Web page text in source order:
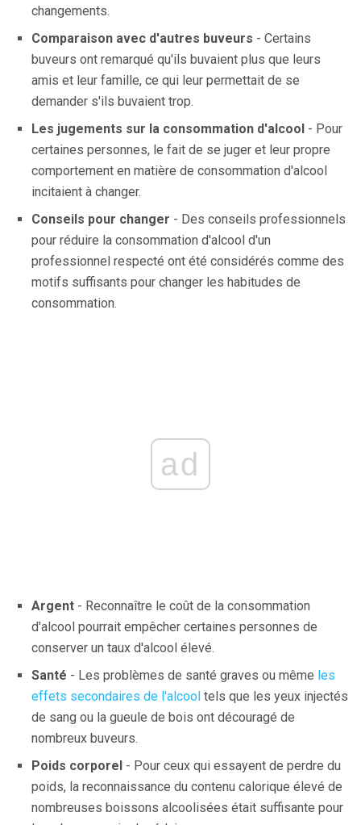
changements.
Comparaison avec d'autres buveurs - Certains
buveurs ont remarqué qu'ils buvaient plus que leurs
amis et leur famille, ce qui leur permettait de se
demander s'ils buvaient trop.
Les jugements sur la consommation d'alcool - Pour
certaines personnes, le fait de se juger et leur propre
comportement en matière de consommation d'alcool
incitaient à changer.
Conseils pour changer - Des conseils professionnels
pour réduire la consommation d'alcool d'un
professionnel respecté ont été considérés comme des
motifs suffisants pour changer les habitudes de
consommation.
ad
Argent - Reconnaître le coût de la consommation
d'alcool pourrait empêcher certaines personnes de
conserver un taux d'alcool élevé.
Santé - Les problèmes de santé graves ou même les
effets secondaires de l'alcool tels que les yeux injectés
de sang ou la gueule de bois ont découragé de
nombreux buveurs.
Poids corporel - Pour ceux qui essayent de perdre du
poids, la reconnaissance du contenu calorique élevé de
nombreuses boissons alcoolisées était suffisante pour